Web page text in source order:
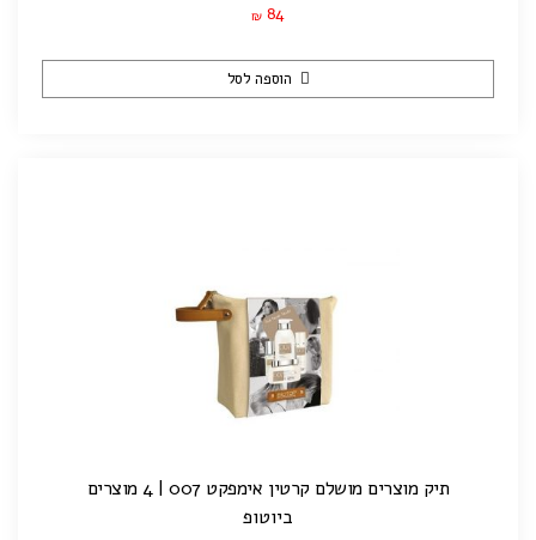
₪ 84
הוספה לסל
תיק מוצרים מושלם קרטין אימפקט 007 | 4 מוצרים
ביוטופ